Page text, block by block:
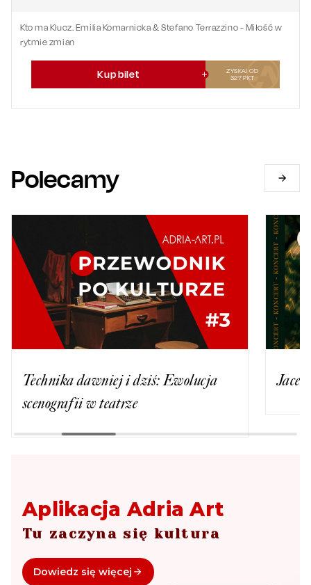
Kto ma Klucz. Emilia Komarnicka & Stefano Terrazzino - Miłość w
rytmie zmian
Kup bilet
ZYSKAJ OD
327PKT
Polecamy
Technika dawniej i dziś: Ewolucja
scenografii w teatrze
Aplikacja Adria Art
Tu zaczyna się kultura
Dowiedz się więcej